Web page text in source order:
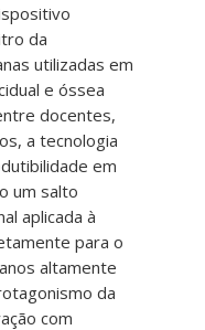
da
utilizadas em
e óssea
docentes,
a tecnologia
em
um salto
aplicada à
para o
altamente
da
com